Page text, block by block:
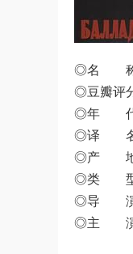
◎名 称
◎豆瓣评
◎年
◎译 名
◎产
◎类 型
◎导 演
◎主 演